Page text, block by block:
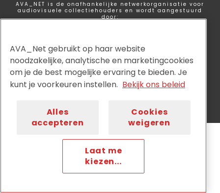
AVA_NET is de onafhankelijke netwerkorganisatie voor
audiovisuele collectiehouders en wordt aangestuurd
door:
Privacy Disclaimer Cookiebeleid
Nieuwsbrief
AVA_Net gebruikt op haar website
noodzakelijke, analytische en marketingcookies
om je de best mogelijke ervaring te bieden. Je
kunt je voorkeuren instellen. Bekijk ons beleid
Alles
accepteren
Cookies
weigeren
Laat me
kiezen...